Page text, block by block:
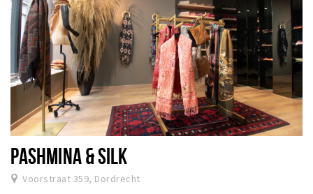
PASHMINA & SILK
Voorstraat 359, Dordrecht